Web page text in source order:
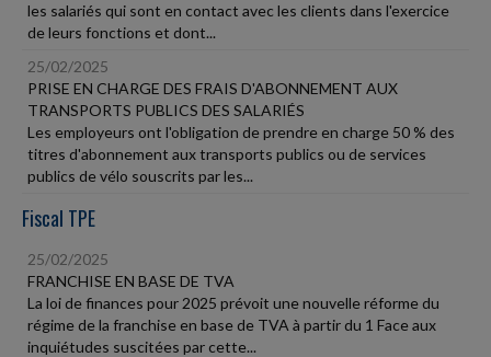
les salariés qui sont en contact avec les clients dans l'exercice
de leurs fonctions et dont...
25/02/2025
PRISE EN CHARGE DES FRAIS D'ABONNEMENT AUX
TRANSPORTS PUBLICS DES SALARIÉS
Les employeurs ont l'obligation de prendre en charge 50 % des
titres d'abonnement aux transports publics ou de services
publics de vélo souscrits par les...
Fiscal TPE
25/02/2025
FRANCHISE EN BASE DE TVA
La loi de finances pour 2025 prévoit une nouvelle réforme du
régime de la franchise en base de TVA à partir du 1 Face aux
inquiétudes suscitées par cette...